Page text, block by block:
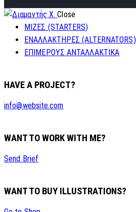
Close
ΜΙΖΕΣ (STARTERS)
ΕΝΑΛΛΑΚΤΗΡΕΣ (ALTERNATORS)
ΕΠΙΜΕΡΟΥΣ ΑΝΤΑΛΛΑΚΤΙΚΑ
HAVE A PROJECT?
info@website.com
WANT TO WORK WITH ME?
Send Brief
WANT TO BUY ILLUSTRATIONS?